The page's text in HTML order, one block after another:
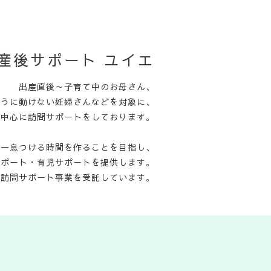
後サポート ユイエ
出産直後～子育て中のお母さん、
に動けない妊婦さんなどを対象に、
心に訪問サポートをしております。
息つける時間を作ることを目指し、
ート・育児サポートを提供します。
問サポート事業を受託しています。